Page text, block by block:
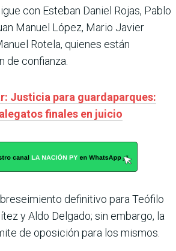
con Esteban Daniel Rojas, Pablo
Manuel López, Mario Javier
Rotela, quienes están
de confianza.
Justicia para guardaparques:
finales en juicio
definitivo para Teófilo
y Aldo Delgado; sin embargo, la
de oposición para los mismos.